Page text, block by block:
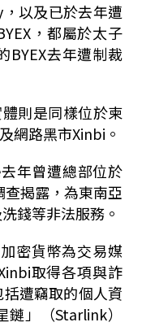
以及已於去年遭
，都屬於太子
BYEX去年遭制裁
則是同樣位於柬
網路黑市Xinbi。
年曾遭總部位於
揭露，為東南亞
錢等非法服務。
密貨幣為交易媒
取得各項與詐
遭竊取的個人資
」（Starlink）